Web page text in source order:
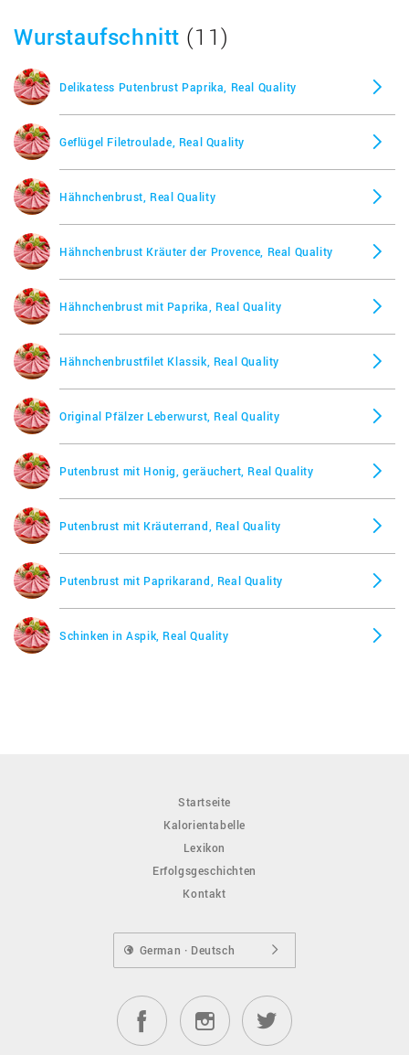
Wurstaufschnitt (11)
Delikatess Putenbrust Paprika, Real Quality
Geflügel Filetroulade, Real Quality
Hähnchenbrust, Real Quality
Hähnchenbrust Kräuter der Provence, Real Quality
Hähnchenbrust mit Paprika, Real Quality
Hähnchenbrustfilet Klassik, Real Quality
Original Pfälzer Leberwurst, Real Quality
Putenbrust mit Honig, geräuchert, Real Quality
Putenbrust mit Kräuterrand, Real Quality
Putenbrust mit Paprikarand, Real Quality
Schinken in Aspik, Real Quality
Startseite
Kalorientabelle
Lexikon
Erfolgsgeschichten
Kontakt
German · Deutsch